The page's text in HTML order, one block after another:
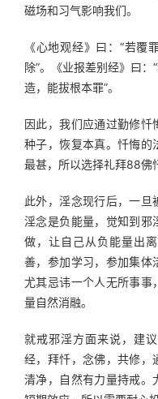
磁场和习气影响我们。
《心地观经》曰：“若覆
除”。《业报差别经》曰
造，能拔根本罪”。
因此，我们应通过勤修忏
种子，恢复本真。忏悔的
最甚，所以选择礼拜88佛
此外，淫念现行后，一
淫念是负能量，觉知到邪
做，让自己从负能量出
善，参加学习，参加集体
尤其忌讳一个人无所事事
量自然消融。
就戒邪淫方面来说，建
经，拜忏，念佛，共修，
清净，自然有力量持戒。